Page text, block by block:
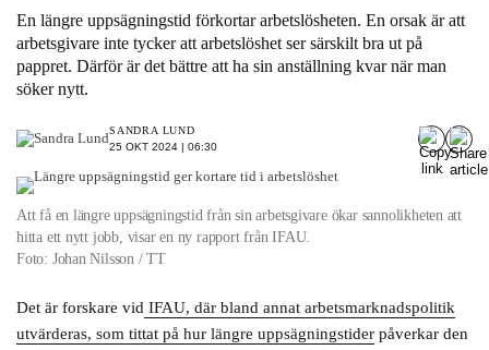
En längre uppsägningstid förkortar arbetslösheten. En orsak är att
arbetsgivare inte tycker att arbetslöshet ser särskilt bra ut på
pappret. Därför är det bättre att ha sin anställning kvar när man
söker nytt.
SANDRA LUND
25 OKT 2024 | 06:30
Att få en längre uppsägningstid från sin arbetsgivare ökar sannolikheten att
hitta ett nytt jobb, visar en ny rapport från IFAU.
Foto: Johan Nilsson / TT
Det är forskare vid IFAU, där bland annat arbetsmarknadspolitik
utvärderas, som tittat på hur längre uppsägningstider påverkar den